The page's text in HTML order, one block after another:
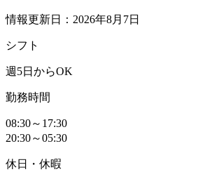
情報更新日：2026年8月7日
シフト
週5日からOK
勤務時間
08:30～17:30
20:30～05:30
休日・休暇